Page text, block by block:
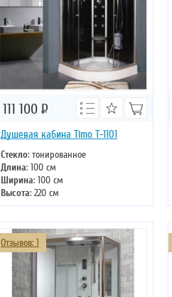
Душевая кабина Timo T-1101
Стекло: тонированное
Длина: 100 см
Ширина: 100 см
Высота: 220 см
Форма: четверть круга
111 100 Р
Отзывов: 1